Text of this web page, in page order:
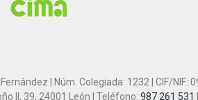
| Núm. Colegiada: 1232 | CIF/NIF:
II, 39, 24001 León | Teléfono: 987 261 531